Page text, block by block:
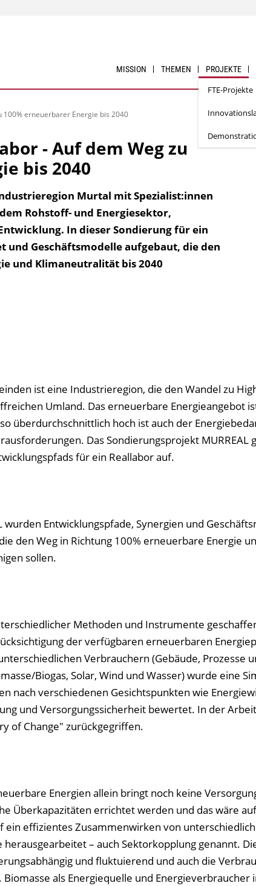
MISSION THEMEN PROJEKTE
FTE-Projekte
100% erneuerbarer Energie bis 2040
- Auf dem Weg zu
bis 2040
Murtal mit Spezialist:innen
Rohstoff- und Energiesektor,
In dieser Sondierung für ein
und Geschäftsmodelle aufgebaut, die den
und Klimaneutralität bis 2040
ist eine Industrieregion, die den Wandel zu
Umland. Das erneuerbare Energieangebot
überdurchschnittlich hoch ist auch der
Das Sondierungsprojekt MURREAL
für ein Reallabor auf.
wurden Entwicklungspfade, Synergien und
den Weg in Richtung 100% erneuerbare Energie
sollen.
Methoden und Instrumente
der verfügbaren erneuerbaren
Verbrauchern (Gebäude, Prozesse
Biogas, Solar, Wind und Wasser) wurde eine
nach verschiedenen Gesichtspunkten wie
und Versorgungssicherheit bewertet. In der
of Change" zurückgegriffen.
Energien allein bringt noch keine
Überkapazitäten errichtet werden und das wäre
effizientes Zusammenwirken von
– auch Sektorkopplung genannt.
und fluktuierend und auch die
als Energiequelle und Energieverbraucher